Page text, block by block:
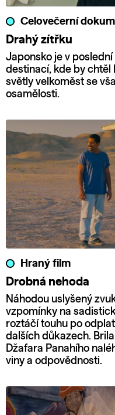
Celovečerní
Drahý zítřku
Japonsko je v
destinací, kde by chtěl
světly velkoměst se
osamělosti.
Hraný film
Drobná nehoda
Náhodou uslyšený
vzpomínky na
roztáčí touhu po
dalších důkazech.
Džafara Panahího
viny a odpovědnosti.